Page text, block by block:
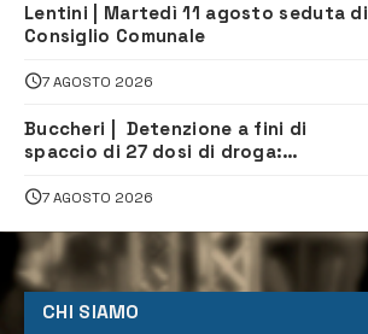
Lentini | Martedì 11 agosto seduta di
Consiglio Comunale
7 AGOSTO 2026
Buccheri | Detenzione a fini di
spaccio di 27 dosi di droga:
7 AGOSTO 2026
CHI SIAMO